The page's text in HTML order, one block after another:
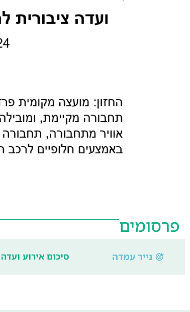
פרסומים
נייר עמדה סיכום אירוע